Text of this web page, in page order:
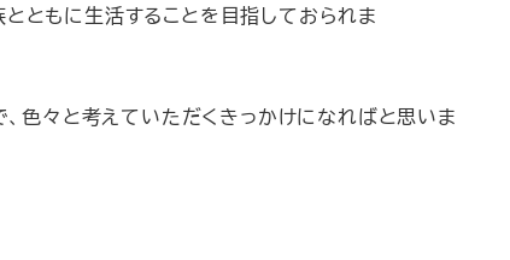
ともに生活することを目指しておられま
色々と考えていただくきっかけになればと思いま